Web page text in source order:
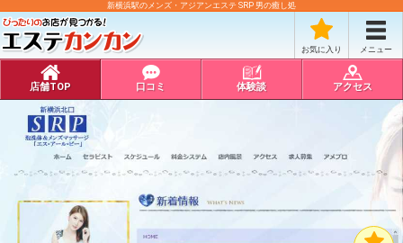
新横浜駅のメンズ・アジアンエステ SRP 男の癒し処
お気に入り メニュー
店舗TOP 口コミ 体験談 アクセス